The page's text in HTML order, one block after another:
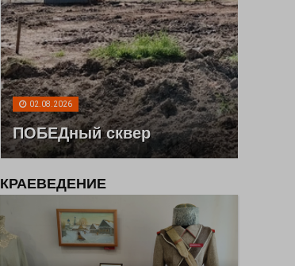
02.08.2026
ПОБЕДный сквер
КРАЕВЕДЕНИЕ